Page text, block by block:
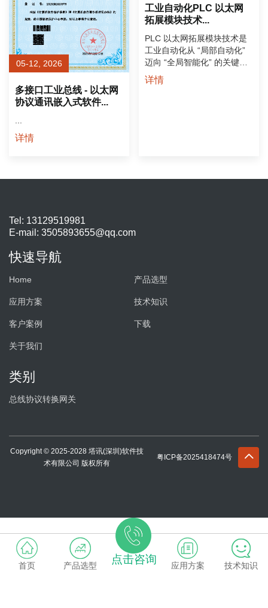
05-12, 2026
多接口工业总线 - 以太网
协议通讯嵌入式软件...
...
详情
工业自动化PLC 以太网
拓展模块技术...
PLC 以太网拓展模块技术是
工业自动化从 “局部自动化”
迈向 “全局智能化” 的关键支
撑，其应用价值主要体现在
三方面：一是解决传统 PLC
模......
详情
Tel: 13129519981
E-mail: 3505893655@qq.com
快速导航
Home 产品选型
应用方案 技术知识
客户案例 下载
关于我们
类别
总线协议转换网关
Copyright © 2025-2028 塔讯(深圳)软件技
术有限公司 版权所有
粤ICP备2025418474号
点击咨询
首页 产品选型 应用方案 技术知识